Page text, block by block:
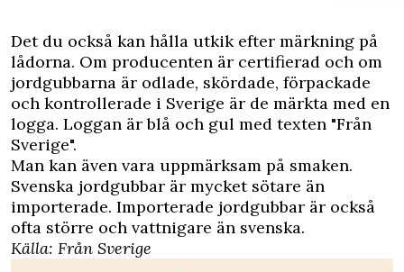
Det du också kan hålla utkik efter märkning på
lådorna. Om producenten är certifierad och om
jordgubbarna är odlade, skördade, förpackade
och kontrollerade i Sverige är de märkta med en
logga. Loggan är blå och gul med texten "Från
Sverige".
Man kan även vara uppmärksam på smaken.
Svenska jordgubbar är mycket sötare än
importerade. Importerade jordgubbar är också
ofta större och vattnigare än svenska.
Källa: Från Sverige